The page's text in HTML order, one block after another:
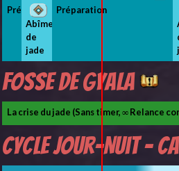
Prép.
Abîme
de
jade
Préparation
Fosse de Gyala
La crise du jade (Sans timer, ∞ Relance
Cycle Jour-Nuit -